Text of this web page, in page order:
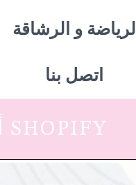
الرياضة و الرشاقة
اتصل بنا
SHOPIFY أبدأ متجرك الآن مجاناً